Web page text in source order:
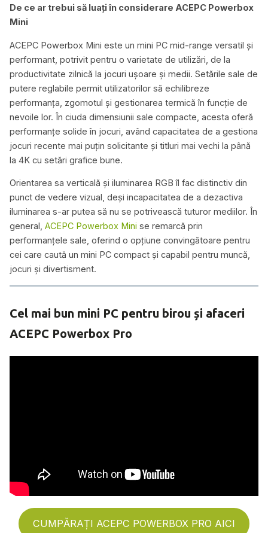
De ce ar trebui să luați în considerare ACEPC Powerbox
Mini
ACEPC Powerbox Mini este un mini PC mid-range versatil și
performant, potrivit pentru o varietate de utilizări, de la
productivitate zilnică la jocuri ușoare și medii. Setările sale de
putere reglabile permit utilizatorilor să echilibreze
performanța, zgomotul și gestionarea termică în funcție de
nevoile lor. În ciuda dimensiunii sale compacte, acesta oferă
performanțe solide în jocuri, având capacitatea de a gestiona
jocuri recente mai puțin solicitante și titluri mai vechi la până
la 4K cu setări grafice bune.
Orientarea sa verticală și iluminarea RGB îl fac distinctiv din
punct de vedere vizual, deși incapacitatea de a dezactiva
iluminarea s-ar putea să nu se potrivească tuturor mediilor. În
general, ACEPC Powerbox Mini se remarcă prin
performanțele sale, oferind o opțiune convingătoare pentru
cei care caută un mini PC compact și capabil pentru muncă,
jocuri și divertisment.
Cel mai bun mini PC pentru birou și afaceri
ACEPC Powerbox Pro
CUMPĂRAȚI ACEPC POWERBOX PRO AICI